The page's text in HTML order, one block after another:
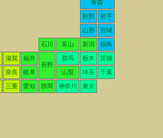
青森
秋田 岩手
山形 宮城
石川 富山 新潟 福島
滋賀
福井
長野
群馬 栃木 茨城
奈良 岐阜 山梨 埼玉 千葉
三重 愛知 静岡 神奈川 東京